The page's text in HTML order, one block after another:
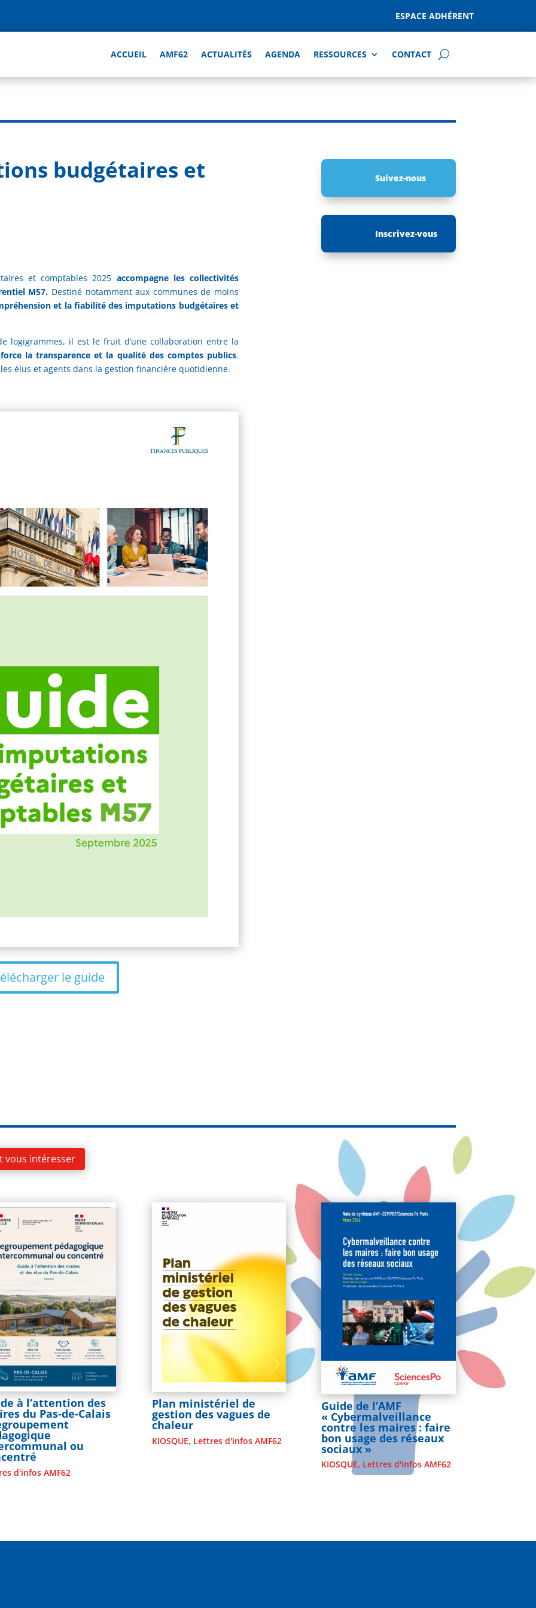
ESPACE ADHÉRENT
ACCUEIL AMF62 ACTUALITÉS AGENDA RESSOURCES CONTACT
budgétaires et
et comptables 2025 accompagne les collectivités
M57. Destiné notamment aux communes de moins
et la fiabilité des imputations budgétaires et
logigrammes, il est le fruit d’une collaboration entre la
la transparence et la qualité des comptes publics.
élus et agents dans la gestion financière quotidienne.
le guide
Suivez-nous
Inscrivez-vous
vous intéresser
à l’attention des
du Pas-de-Calais
ou
d'infos AMF62
Plan ministériel de
gestion des vagues de
chaleur
KIOSQUE, Lettres d'infos AMF62
Guide de l’AMF
« Cybermalveillance
contre les maires : faire
bon usage des réseaux
sociaux »
KIOSQUE, Lettres d'infos AMF62